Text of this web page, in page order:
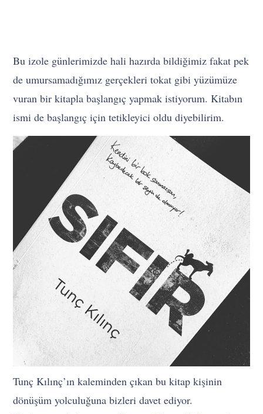
Bu izole günlerimizde hali hazırda bildiğimiz fakat pek
de umursamadığımız gerçekleri tokat gibi yüzümüze
vuran bir kitapla başlangıç yapmak istiyorum. Kitabın
ismi de başlangıç için tetikleyici oldu diyebilirim.
Tunç Kılınç’ın kaleminden çıkan bu kitap kişinin
dönüşüm yolculuğuna bizleri davet ediyor.